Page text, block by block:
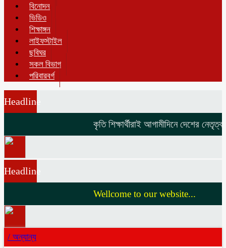
বিনোদন
ভিডিও
শিক্ষাঙ্গন
লাইফস্টাইল
ছবিঘর
সকল বিভাগ
পরিবারবর্গ
Headline
কৃতি শিক্ষার্থীরাই আগামীদিনে দেশের নেতৃত্ব
Headline
Wellcome to our website...
/ অন্যান্য